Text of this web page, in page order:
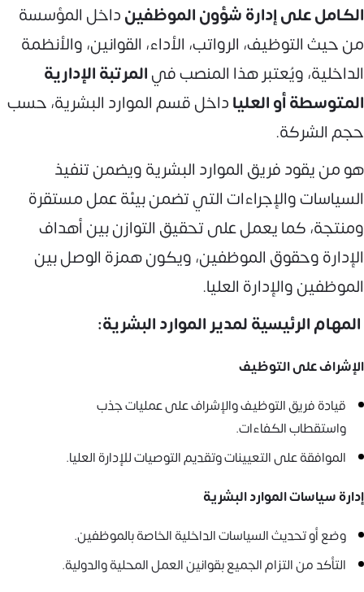
الكامل على إدارة شؤون الموظفينداخل المؤسسة
من حيث التوظيف، الرواتب، الأداء، القوانين، والأنظمة
الداخلية، ويُعتبر هذا المنصب فيالمرتبة الإدارية
المتوسطة أو العلياداخل قسم الموارد البشرية، حسب
حجم الشركة.
هو من يقود فريق الموارد البشرية ويضمن تنفيذ
السياسات والإجراءات التي تضمن بيئة عمل مستقرة
ومنتجة، كما يعمل على تحقيق التوازن بين أهداف
الإدارة وحقوق الموظفين، ويكون همزة الوصل بين
الموظفين والإدارة العليا.
المهام الرئيسية لمدير الموارد البشرية:
الإشراف على التوظيف
قيادة فريق التوظيف والإشراف على عمليات جذب
واستقطاب الكفاءات.
الموافقة على التعيينات وتقديم التوصيات للإدارة العليا.
إدارة سياسات الموارد البشرية
وضع أو تحديث السياسات الداخلية الخاصة بالموظفين.
التأكد من التزام الجميع بقوانين العمل المحلية والدولية.